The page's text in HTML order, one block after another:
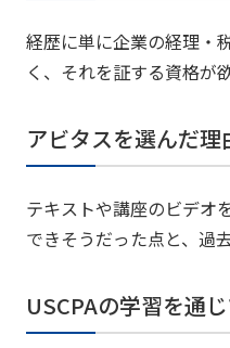
経歴に単に企業の経理・
く、それを証する資格が
アビタスを選んだ理
テキストや講座のビデオ
できそうだった点と、過
USCPAの学習を通